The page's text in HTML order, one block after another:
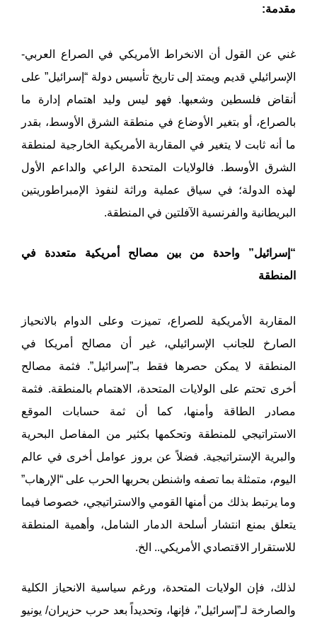
مقدمة:
غني عن القول أن الانخراط الأمريكي في الصراع العربي-
الإسرائيلي قديم ويمتد إلى تاريخ تأسيس دولة “إسرائيل” على
أنقاض فلسطين وشعبها. فهو ليس وليد اهتمام إدارة ما
بالصراع، أو بتغير الأوضاع في منطقة الشرق الأوسط، بقدر
ما أنه ثابت لا يتغير في المقاربة الأمريكية الخارجية لمنطقة
الشرق الأوسط. فالولايات المتحدة الراعي والداعم الأول
لهذه الدولة؛ في سياق عملية وراثة لنفوذ الإمبراطوريتين
البريطانية والفرنسية الآفلتين في المنطقة.
“إسرائيل” واحدة من بين مصالح أمريكية متعددة في
المنطقة
المقاربة الأمريكية للصراع، تميزت وعلى الدوام بالانحياز
الصارخ للجانب الإسرائيلي، غير أن مصالح أمريكا في
المنطقة لا يمكن حصرها فقط بـ”إسرائيل”. فثمة مصالح
أخرى تحتم على الولايات المتحدة، الاهتمام بالمنطقة. فثمة
مصادر الطاقة وأمنها، كما أن ثمة حسابات الموقع
الاستراتيجي للمنطقة وتحكمها بكثير من المفاصل البحرية
والبرية الإستراتيجية. فضلاً عن بروز عوامل أخرى في عالم
اليوم، متمثلة بما تصفه واشنطن بحربها الحرب على “الإرهاب”
وما يرتبط بذلك من أمنها القومي والاستراتيجي، خصوصا فيما
يتعلق بمنع انتشار أسلحة الدمار الشامل، وأهمية المنطقة
للاستقرار الاقتصادي الأمريكي.. الخ.
لذلك، فإن الولايات المتحدة، ورغم سياسية الانحياز الكلية
والصارخة لـ”إسرائيل”، فإنها، وتحديداً بعد حرب حزيران/ يونيو